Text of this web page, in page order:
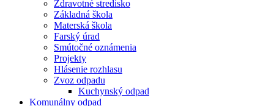
Zdravotné stredisko
Základná škola
Materská škola
Farský úrad
Smútočné oznámenia
Projekty
Hlásenie rozhlasu
Zvoz odpadu
Kuchynský odpad
Komunálny odpad